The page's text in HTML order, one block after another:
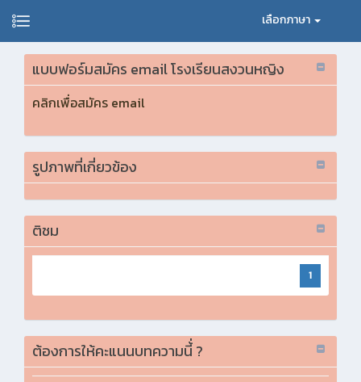
เลือกภาษา
แบบฟอร์มสมัคร email โรงเรียนสงวนหญิง
คลิกเพื่อสมัคร email
รูปภาพที่เกี่ยวข้อง
ติชม
1
ต้องการให้คะแนนบทความนี้่ ?